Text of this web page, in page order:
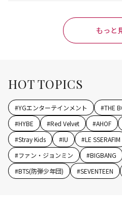
もっと
HOT TOPICS
#YGエンターテインメント #THE
#HYBE #Red Velvet #AHOF
#Stray Kids #IU #LE SSERAFIM
#ファン・ジョンミン #BIGBANG
#BTS(防弾少年団) #SEVENTEEN